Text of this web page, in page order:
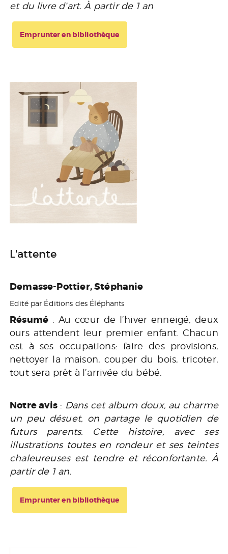
et du livre d’art. À partir de 1 an
Emprunter en bibliothèque
L'attente
Demasse-Pottier, Stéphanie
Edité par Éditions des Éléphants
Résumé : Au cœur de l’hiver enneigé, deux
ours attendent leur premier enfant. Chacun
est à ses occupations: faire des provisions,
nettoyer la maison, couper du bois, tricoter,
tout sera prêt à l’arrivée du bébé.
Notre avis: Dans cet album doux, au charme
un peu désuet, on partage le quotidien de
futurs parents. Cette histoire, avec ses
illustrations toutes en rondeur et ses teintes
chaleureuses est tendre et réconfortante. À
partir de 1 an.
Emprunter en bibliothèque